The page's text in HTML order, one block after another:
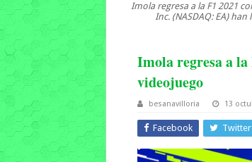
Imola regresa a la F1 2021
Inc. (NASDAQ: EA)
Imola regresa a
videojuego
besanavilloria 13
Facebook Twitter